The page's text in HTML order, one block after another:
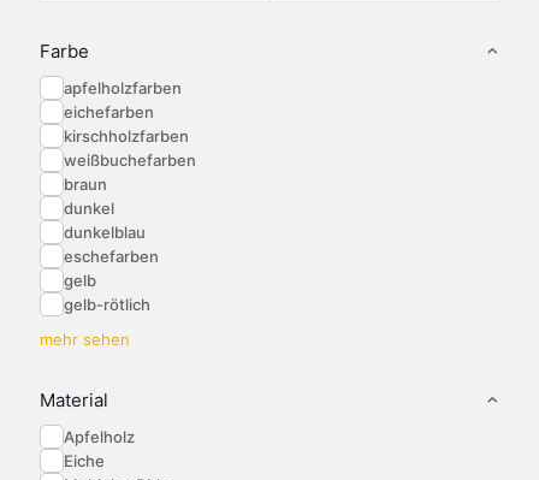
Farbe
apfelholzfarben
eichefarben
kirschholzfarben
weißbuchefarben
braun
dunkel
dunkelblau
eschefarben
gelb
gelb-rötlich
mehr sehen
Material
Apfelholz
Eiche